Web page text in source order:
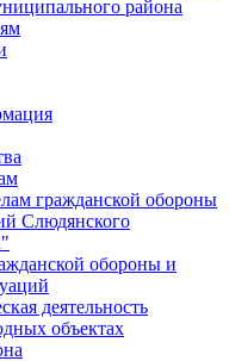
района
гражданской обороны
Слюдянского
обороны и
деятельность
объектах